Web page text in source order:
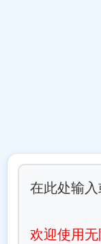
在此处输
欢迎使用